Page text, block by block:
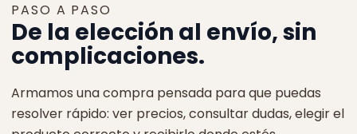
PASO A PASO
De la elección al envío, sin
complicaciones.
Armamos una compra pensada para que puedas
resolver rápido: ver precios, consultar dudas, elegir el